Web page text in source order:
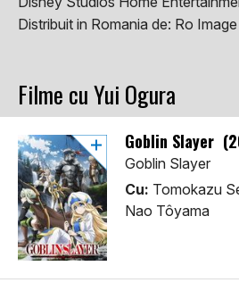
Distribuit in Romania de: Ro
Filme cu Yui Ogura
Goblin Slayer
Goblin Slayer
Cu: Tomokazu
Nao Tôyama